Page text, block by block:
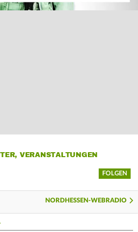
VERANSTALTUNGEN
FOLGEN
NORDHESSEN-WEBRADIO